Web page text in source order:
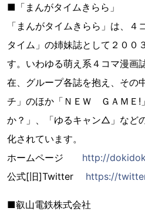
■「まんがタイムきらら」
「まんがタイムきらら」は、
タイム」の姉妹誌として２００
す。いわゆる萌え系４コマ漫画
在、グループ各誌を抱え、その
チ」のほか「ＮＥＷ ＧＡＭＥ!
か？」、「ゆるキャン△」など
化されています。
ホームページ http://
公式[旧]Twitter https://
■叡山電鉄株式会社